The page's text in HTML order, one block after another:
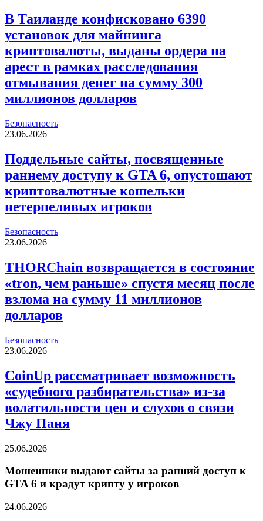
В Таиланде конфисковано 6390
установок для майнинга
криптовалюты, выданы ордера на
арест в рамках расследования
отмывания денег на сумму 300
миллионов долларов
Безопасность
23.06.2026
Поддельные сайты, посвященные
раннему доступу к GTA 6, опустошают
криптовалютные кошельки
нетерпеливых игроков
Безопасность
23.06.2026
THORChain возвращается в состояние
«tron, чем раньше» спустя месяц после
взлома на сумму 11 миллионов
долларов
Безопасность
23.06.2026
CoinUp рассматривает возможность
«судебного разбирательства» из-за
волатильности цен и слухов о связи
Чжу Паня
25.06.2026
Мошенники выдают сайты за ранний доступ к
GTA 6 и крадут крипту у игроков
24.06.2026